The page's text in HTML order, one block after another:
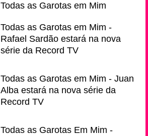
Todas as Garotas em Mim
Todas as Garotas em Mim -
Rafael Sardão estará na nova
série da Record TV
Todas as Garotas em Mim - Juan
Alba estará na nova série da
Record TV
Todas as Garotas Em Mim -